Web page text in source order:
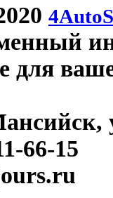
для
66-15